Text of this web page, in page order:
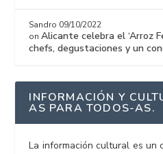
Sandro 09/10/2022
onAlicante celebra el ‘Arroz
chefs, degustaciones y un
INFORMACIÓN Y
AS PARA TODOS-AS.
La información cultural es un